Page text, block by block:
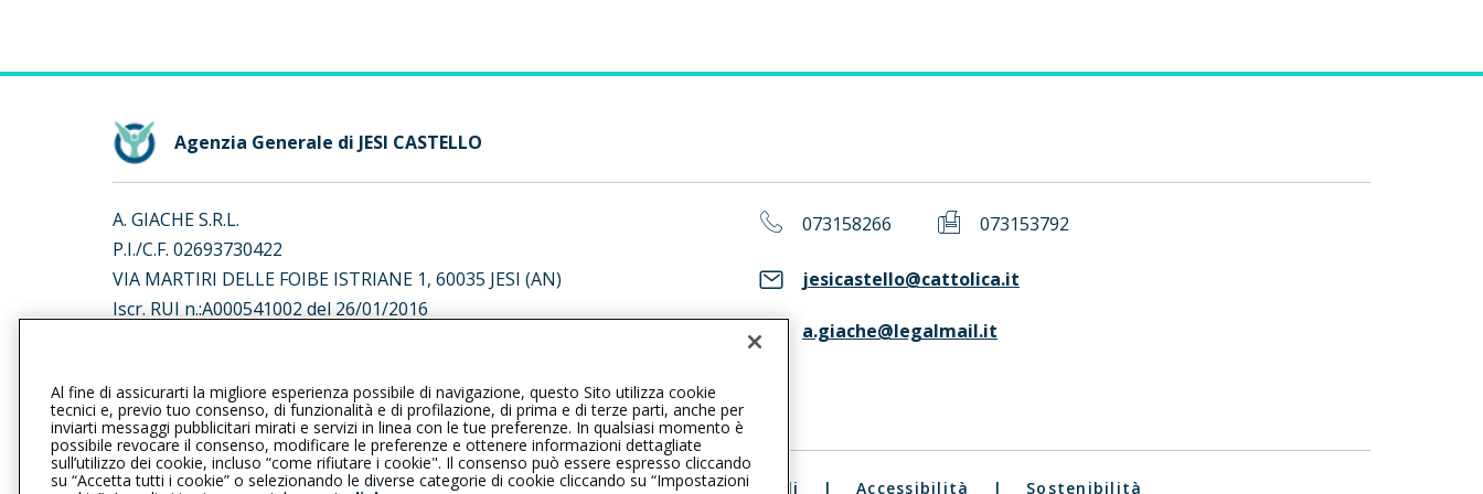
Agenzia Generale di JESI CASTELLO
A. GIACHE S.R.L.
P.I./C.F. 02693730422
VIA MARTIRI DELLE FOIBE ISTRIANE 1, 60035 JESI (AN)
Iscr. RUI n.:A000541002 del 26/01/2016
al seguentelink
073158266 073153792
jesicastello@cattolica.it
a.giache@legalmail.it
Privacy | Cookie | Il Gruppo Generali | Reclami | Note legali | Accessibilità | Sostenibilità
Al fine di assicurarti la migliore esperienza possibile di navigazione, questo Sito utilizza cookie
tecnici e, previo tuo consenso, di funzionalità e di profilazione, di prima e di terze parti, anche per
inviarti messaggi pubblicitari mirati e servizi in linea con le tue preferenze. In qualsiasi momento è
possibile revocare il consenso, modificare le preferenze e ottenere informazioni dettagliate
sull’utilizzo dei cookie, incluso “come rifiutare i cookie". Il consenso può essere espresso cliccando
su “Accetta tutti i cookie” o selezionando le diverse categorie di cookie cliccando su “Impostazioni